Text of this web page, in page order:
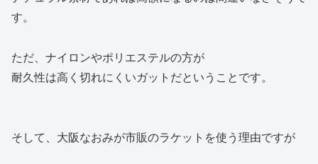
す。
ただ、ナイロンやポリエステルの方が
耐久性は高く切れにくいガットだということです。
そして、大阪なおみが市販のラケットを使う理由ですが